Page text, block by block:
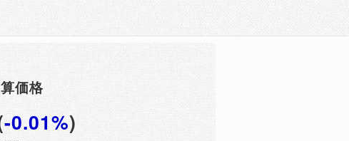
価格
-0.01%)